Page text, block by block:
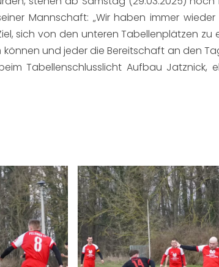
Mannschaft: „Wir haben immer
sich von den unteren Tabellenplätzen
können und jeder die Bereitschaft an den
Tabellenschlusslicht Aufbau